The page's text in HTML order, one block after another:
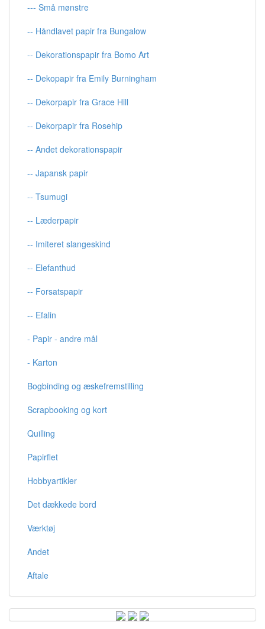
--- Små mønstre
-- Håndlavet papir fra Bungalow
-- Dekorationspapir fra Bomo Art
-- Dekopapir fra Emily Burningham
-- Dekorpapir fra Grace Hill
-- Dekorpapir fra Rosehip
-- Andet dekorationspapir
-- Japansk papir
-- Tsumugi
-- Læderpapir
-- Imiteret slangeskind
-- Elefanthud
-- Forsatspapir
-- Efalin
- Papir - andre mål
- Karton
Bogbinding og æskefremstilling
Scrapbooking og kort
Quilling
Papirflet
Hobbyartikler
Det dækkede bord
Værktøj
Andet
Aftale